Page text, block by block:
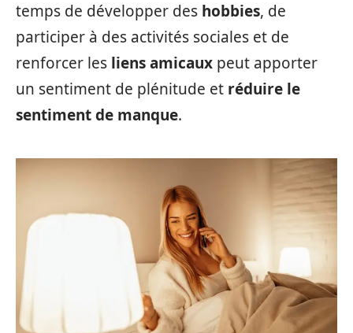
temps de développer des hobbies, de
participer à des activités sociales et de
renforcer les liens amicaux peut apporter
un sentiment de plénitude et réduire le
sentiment de manque.